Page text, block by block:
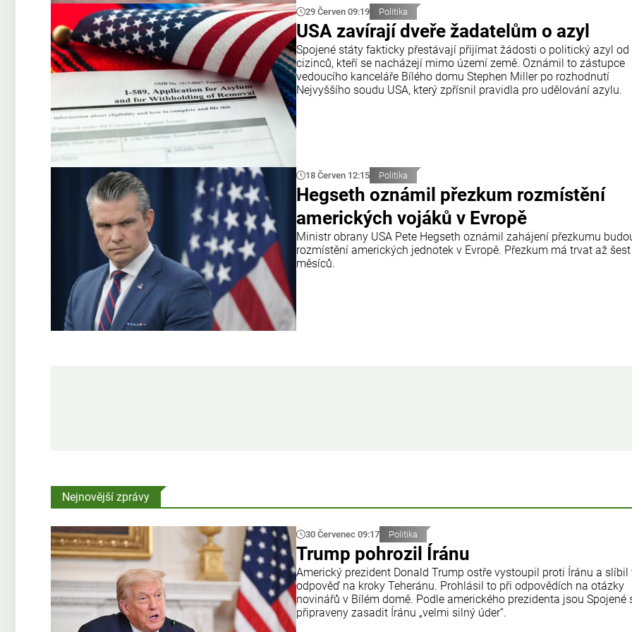
29 Červen 09:19 Politika
USA zavírají dveře žadatelům o azyl
Spojené státy fakticky přestávají přijímat žádosti o politický azyl od
cizinců, kteří se nacházejí mimo území země. Oznámil to zástupce
vedoucího kanceláře Bílého domu Stephen Miller po rozhodnutí
Nejvyššího soudu USA, který zpřísnil pravidla pro udělování azylu.
18 Červen 12:15 Politika
Hegseth oznámil přezkum rozmístění
amerických vojáků v Evropě
Ministr obrany USA Pete Hegseth oznámil zahájení přezkumu
rozmístění amerických jednotek v Evropě. Přezkum má trvat až šest
měsíců.
Nejnovější zprávy
30 Červenec 09:17 Politika
Trump pohrozil Íránu
Americký prezident Donald Trump ostře vystoupil proti Íránu a slíbil
odpověď na kroky Teheránu. Prohlásil to při odpovědích na otázky
novinářů v Bílém domě. Podle amerického prezidenta jsou Spojené
připraveny zasadit Íránu „velmi silný úder“.